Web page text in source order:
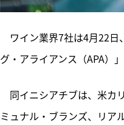
ワイン業界7社は4月22日
グ・アライアンス（APA）
同イニシアチブは、 米カ
ミュナル・ブランズ、リア